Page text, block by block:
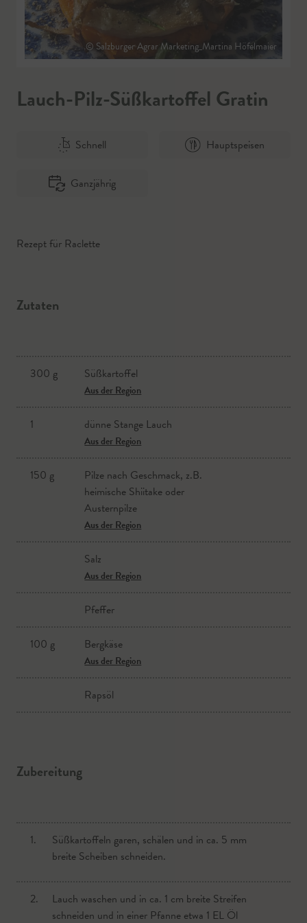
© Salzburger Agrar Marketing_Martina Höfelmaier
Lauch-Pilz-Süßkartoffel Gratin
Schnell Hauptspeisen
Ganzjährig
Rezept für Raclette
Zutaten
300 g Süßkartoffel
Aus der Region
1 dünne Stange Lauch
Aus der Region
150 g
Pilze nach Geschmack, z.B.
heimische Shiitake oder
Austernpilze
Aus der Region
Salz
Aus der Region
Pfeffer
100 g Bergkäse
Aus der Region
Rapsöl
Zubereitung
1.
Süßkartoffeln garen, schälen und in ca. 5 mm
breite Scheiben schneiden.
2.
Lauch waschen und in ca. 1 cm breite Streifen
schneiden und in einer Pfanne etwa 1 EL Öl